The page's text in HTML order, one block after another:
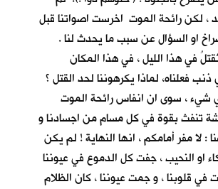
، لكن رائحة الموت اخرست اصواتنا قبل
او السؤال عن سبب ما يحدث لنا .
في هذا الليل ، في هذا المكان
فعلناه، لماذا يكرهوننا لحد القتل ؟
شيء ، سوى ان انفاس رائحة الموت
تنفث بقوة في كل مسام من اجسادنا و
لا مفر أمامكم ، انها النهاية ! لم يكن
او النحيب ، جفت كل الدموع في عيوننا
قلوبنا ، و جمت عيوننا ، كان الظلام